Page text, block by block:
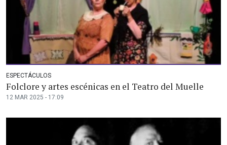
ESPECTÁCULOS
Folclore y artes escénicas en el Teatro del Muelle
12 MAR 2025 - 17:09